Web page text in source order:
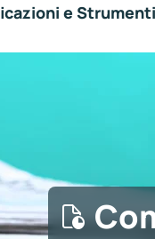
e Strumenti